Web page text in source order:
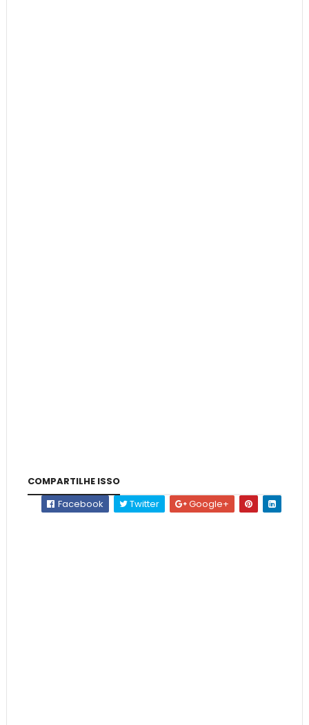
COMPARTILHE ISSO
Facebook
Twitter Google+